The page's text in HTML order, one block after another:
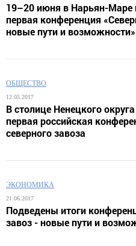
19–20 июня в Нарьян-Маре
первая конференция
новые пути и возможности»
ОБЩЕСТВО
12.05.2017
В столице Ненецкого
первая российская
северного завоза
ЭКОНОМИКА
21.06.2017
Подведены итоги
завоз - новые пути и